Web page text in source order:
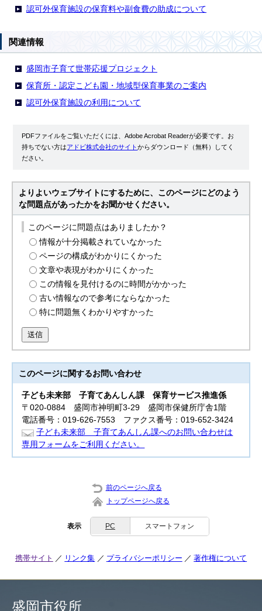
認可外保育施設の保育料や副食費の助成について
関連情報
盛岡市子育て世帯応援プロジェクト
保育所・認定こども園・地域型保育事業のご案内
認可外保育施設の利用について
PDFファイルをご覧いただくには、Adobe Acrobat Readerが必要です。お
持ちでない方はアドビ株式会社のサイトからダウンロード（無料）してく
ださい。
よりよいウェブサイトにするために、このページにどのよう
な問題点があったかをお聞かせください。
このページに問題点はありましたか？
情報が十分掲載されていなかった
ページの構成がわかりにくかった
文章や表現がわかりにくかった
この情報を見付けるのに時間がかかった
古い情報なので参考にならなかった
特に問題無くわかりやすかった
送信
このページに関するお問い合わせ
子ども未来部子育てあんしん課 保育サービス推進係
〒020-0884 盛岡市神明町3-29 盛岡市保健所庁舎1階
電話番号：019-626-7553 ファクス番号：019-652-3424
子ども未来部 子育てあんしん課へのお問い合わせは
専用フォームをご利用ください。
前のページへ戻る
トップページへ戻る
表示 PC スマートフォン
携帯サイト リンク集 プライバシーポリシー 著作権について
盛岡市役所